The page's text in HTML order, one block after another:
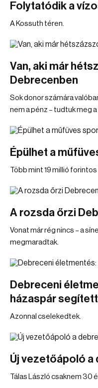
Folytatódik a
A Kossuth téren.
Van, aki már
Debrecenben
Sok donor számára
nem a pénz – tudtuk meg
Épülhet a
Több mint 19 millió
A rozsda őrzi
Vonat már rég nincs – a
megmaradtak.
Debreceni
házaspár segített
Azonnal cselekedtek.
Új vezetőápoló a
Tálas László csaknem